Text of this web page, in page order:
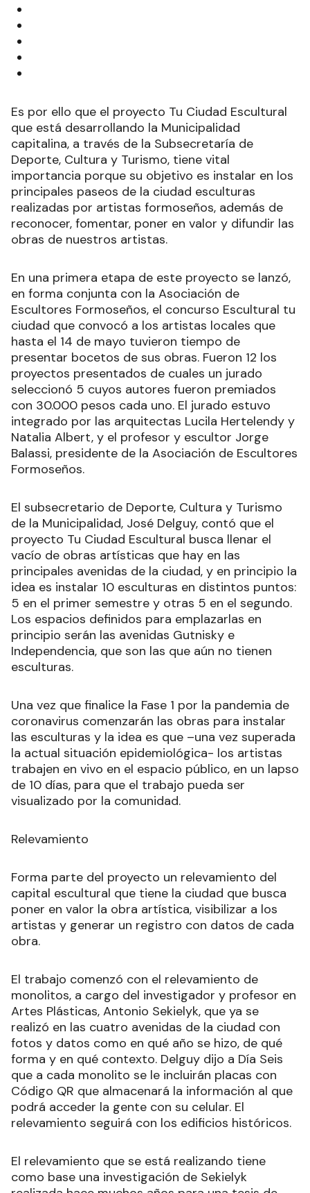
Es por ello que el proyecto Tu Ciudad Escultural
que está desarrollando la Municipalidad
capitalina, a través de la Subsecretaría de
Deporte, Cultura y Turismo, tiene vital
importancia porque su objetivo es instalar en los
principales paseos de la ciudad esculturas
realizadas por artistas formoseños, además de
reconocer, fomentar, poner en valor y difundir las
obras de nuestros artistas.
En una primera etapa de este proyecto se lanzó,
en forma conjunta con la Asociación de
Escultores Formoseños, el concurso Escultural tu
ciudad que convocó a los artistas locales que
hasta el 14 de mayo tuvieron tiempo de
presentar bocetos de sus obras. Fueron 12 los
proyectos presentados de cuales un jurado
seleccionó 5 cuyos autores fueron premiados
con 30.000 pesos cada uno. El jurado estuvo
integrado por las arquitectas Lucila Hertelendy y
Natalia Albert, y el profesor y escultor Jorge
Balassi, presidente de la Asociación de Escultores
Formoseños.
El subsecretario de Deporte, Cultura y Turismo
de la Municipalidad, José Delguy, contó que el
proyecto Tu Ciudad Escultural busca llenar el
vacío de obras artísticas que hay en las
principales avenidas de la ciudad, y en principio la
idea es instalar 10 esculturas en distintos puntos:
5 en el primer semestre y otras 5 en el segundo.
Los espacios definidos para emplazarlas en
principio serán las avenidas Gutnisky e
Independencia, que son las que aún no tienen
esculturas.
Una vez que finalice la Fase 1 por la pandemia de
coronavirus comenzarán las obras para instalar
las esculturas y la idea es que –una vez superada
la actual situación epidemiológica- los artistas
trabajen en vivo en el espacio público, en un lapso
de 10 días, para que el trabajo pueda ser
visualizado por la comunidad.
Relevamiento
Forma parte del proyecto un relevamiento del
capital escultural que tiene la ciudad que busca
poner en valor la obra artística, visibilizar a los
artistas y generar un registro con datos de cada
obra.
El trabajo comenzó con el relevamiento de
monolitos, a cargo del investigador y profesor en
Artes Plásticas, Antonio Sekielyk, que ya se
realizó en las cuatro avenidas de la ciudad con
fotos y datos como en qué año se hizo, de qué
forma y en qué contexto. Delguy dijo a Día Seis
que a cada monolito se le incluirán placas con
Código QR que almacenará la información al que
podrá acceder la gente con su celular. El
relevamiento seguirá con los edificios históricos.
El relevamiento que se está realizando tiene
como base una investigación de Sekielyk